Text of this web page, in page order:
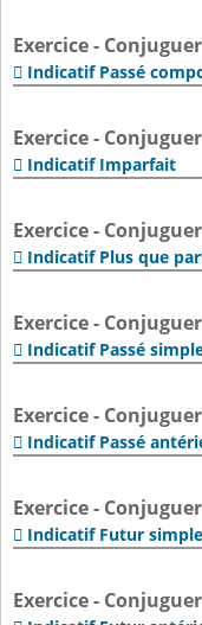
Exercice -
 Indicatif Passé
Exercice -
 Indicatif Imparfait
Exercice -
 Indicatif Plus que
Exercice -
 Indicatif Passé
Exercice -
 Indicatif Passé
Exercice -
 Indicatif Futur simple
Exercice -